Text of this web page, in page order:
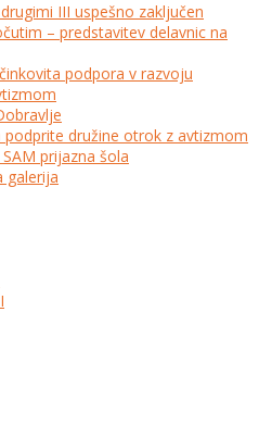
III uspešno zaključen
– predstavitev delavnic na
podpora v razvoju
družine otrok z avtizmom
prijazna šola
galerija